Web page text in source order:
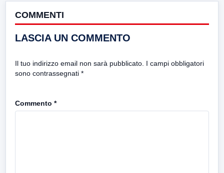
COMMENTI
LASCIA UN COMMENTO
Il tuo indirizzo email non sarà pubblicato. I campi obbligatori
sono contrassegnati *
Commento *